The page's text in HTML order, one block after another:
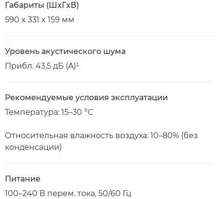
Габариты (ШxГxВ)
590 x 331 x 159 мм
Уровень акустического шума
Прибл. 43,5 дБ (A)¹
Рекомендуемые условия эксплуатации
Температура: 15–30 °C
Относительная влажность воздуха: 10–80% (без
конденсации)
Питание
100–240 В перем. тока, 50/60 Гц